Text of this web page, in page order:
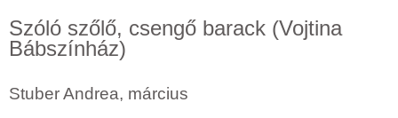
Szóló szőlő, csengő barack (Vojtina
Bábszínház)
Stuber Andrea, március